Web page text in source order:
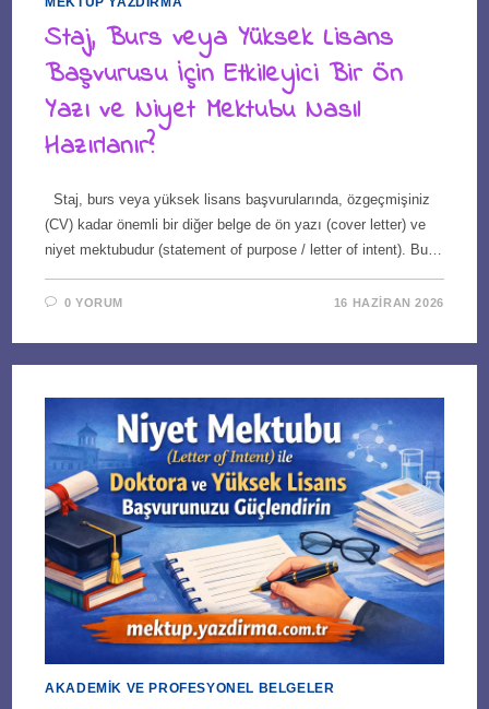
Staj, Burs veya Yüksek Lisans
Başvurusu İçin Etkileyici Bir Ön
Yazı ve Niyet Mektubu Nasıl
Hazırlanır?
Staj, burs veya yüksek lisans başvurularında, özgeçmişiniz
(CV) kadar önemli bir diğer belge de ön yazı (cover letter) ve
niyet mektubudur (statement of purpose / letter of intent). Bu…
0 YORUM 16 HAZIRAN 2026
AKADEMIK VE PROFESYONEL BELGELER